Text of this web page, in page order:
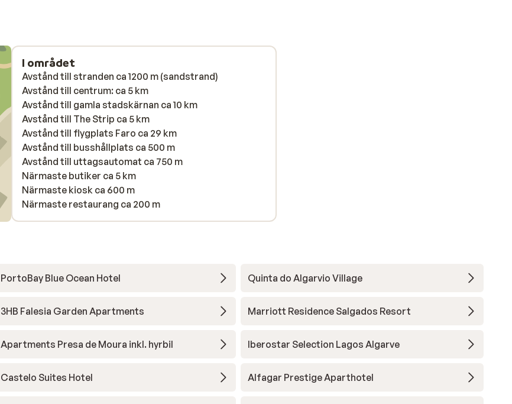
I området
Avstånd till stranden ca 1200 m (sandstrand)
Avstånd till centrum: ca 5 km
Avstånd till gamla stadskärnan ca 10 km
Avstånd till The Strip ca 5 km
Avstånd till flygplats Faro ca 29 km
Avstånd till busshållplats ca 500 m
Avstånd till uttagsautomat ca 750 m
Närmaste butiker ca 5 km
Närmaste kiosk ca 600 m
Närmaste restaurang ca 200 m
PortoBay Blue Ocean Hotel Quinta do Algarvio Village
3HB Falesia Garden Apartments Marriott Residence Salgados Resort
Apartments Presa de Moura inkl. hyrbil Iberostar Selection Lagos Algarve
Castelo Suites Hotel Alfagar Prestige Aparthotel